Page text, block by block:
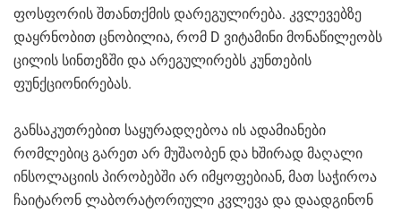
ფოსფორის შთანთქმის დარეგულირება. კვლევებზე
დაყრნობით ცნობილია, რომ D ვიტამინი მონაწილეობს
ცილის სინთეზში და არეგულირებს კუნთების
ფუნქციონირებას.
განსაკუთრებით საყურადღებოა ის ადამიანები
რომლებიც გარეთ არ მუშაობენ და ხშირად მაღალი
ინსოლაციის პირობებში არ იმყოფებიან, მათ საჭიროა
ჩაიტარონ ლაბორატორიული კვლევა და დაადგინონ